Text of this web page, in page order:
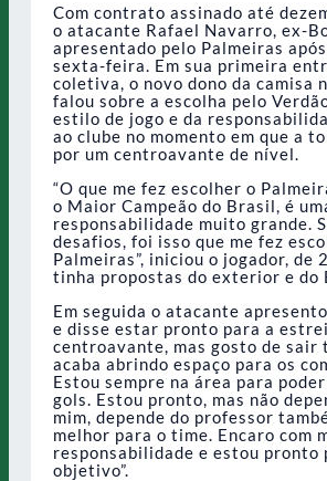
Com contrato assinado até
o atacante Rafael Navarro, ex-
apresentado pelo Palmeiras
sexta-feira. Em sua primeira
coletiva, o novo dono da camisa
falou sobre a escolha pelo
estilo de jogo e da
ao clube no momento em que a
por um centroavante de nível.
“O que me fez escolher o
o Maior Campeão do Brasil, é
responsabilidade muito grande.
desafios, foi isso que me fez
Palmeiras”, iniciou o jogador, de
tinha propostas do exterior e do
Em seguida o atacante
e disse estar pronto para a
centroavante, mas gosto de sair
acaba abrindo espaço para os
Estou sempre na área para
gols. Estou pronto, mas não
mim, depende do professor
melhor para o time. Encaro com
responsabilidade e estou pronto
objetivo”.